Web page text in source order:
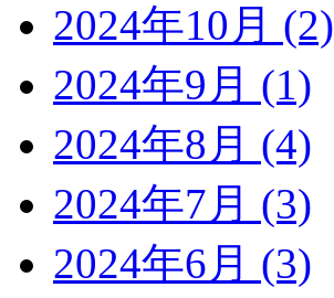
2024年10月 (2)
2024年9月 (1)
2024年8月 (4)
2024年7月 (3)
2024年6月 (3)